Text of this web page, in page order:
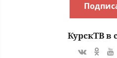
КурскТВ в